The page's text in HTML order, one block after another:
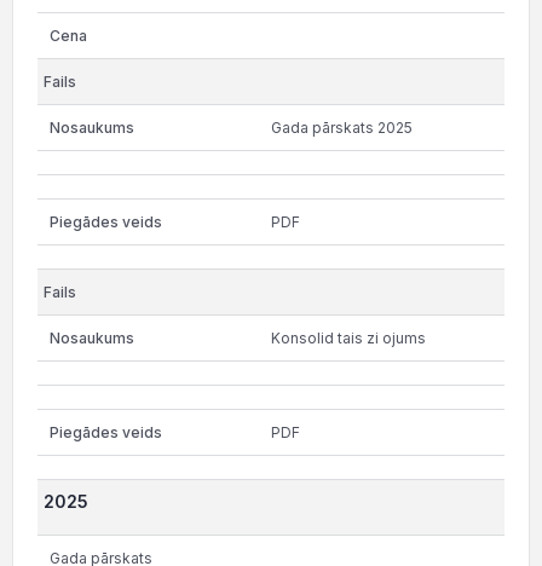
Gada pārskats 2025
PDF
Konsolid tais zi ojums
PDF
2025
Gada pārskats